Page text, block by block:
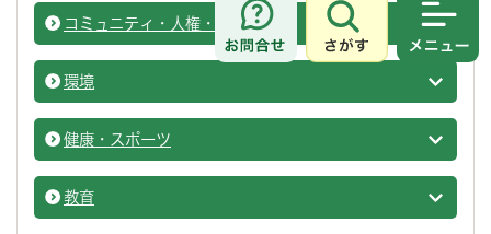
さがす
コミュニティ・人権・多文化共生
環境
計画・
健康・スポーツ
計画・
教育
計画・